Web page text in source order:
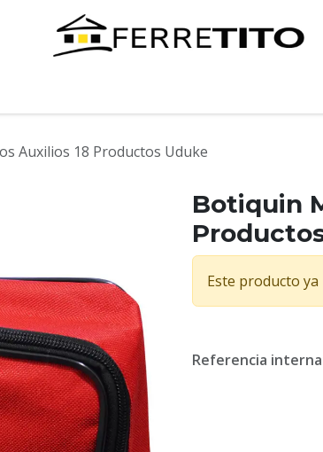
Auxilios 18 Productos Uduke
Botiquin
Este producto
Referencia